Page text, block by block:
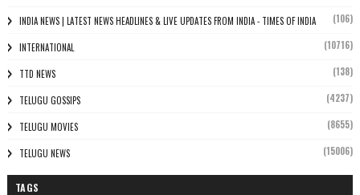
INDIA NEWS | LATEST NEWS HEADLINES & LIVE UPDATES FROM INDIA - TIMES OF INDIA (106)
INTERNATIONAL (10716)
TTD NEWS (138)
TELUGU GOSSIPS (4237)
TELUGU MOVIES (8655)
TELUGU NEWS (15006)
TAGS